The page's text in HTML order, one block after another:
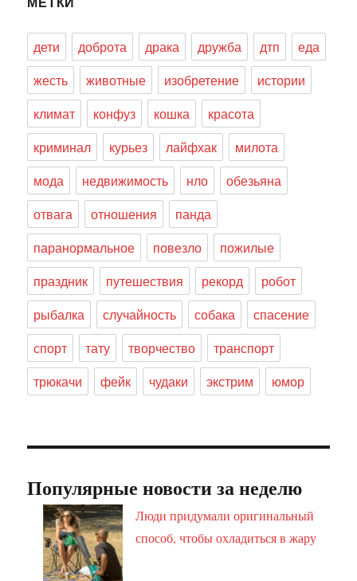
дети доброта драка дружба дтп
еда
жесть
животные изобретение
истории
климат
конфуз кошка
красота
криминал
курьез лайфхак
милота
мода
недвижимость нло
обезьяна
отвага
отношения
панда
паранормальное
повезло
пожилые
праздник
путешествия рекорд
робот
рыбалка
случайность собака
спасение
спорт
тату творчество
транспорт
трюкачи
фейк чудаки экстрим юмор
Популярные новости за неделю
Люди придумали оригинальный
способ, чтобы охладиться в жару